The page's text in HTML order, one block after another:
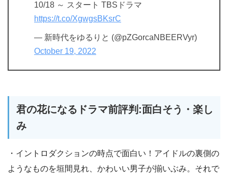
10/18 ～ スタート TBSドラマ
https://t.co/XgwgsBKsrC
— 新時代をゆるりと (@pZGorcaNBEERVyr)
October 19, 2022
君の花になるドラマ前評判:面白そう・楽し
み
・イントロダクションの時点で面白い！アイドルの裏側の
ようなものを垣間見れ、かわいい男子が揃いぶみ。それで